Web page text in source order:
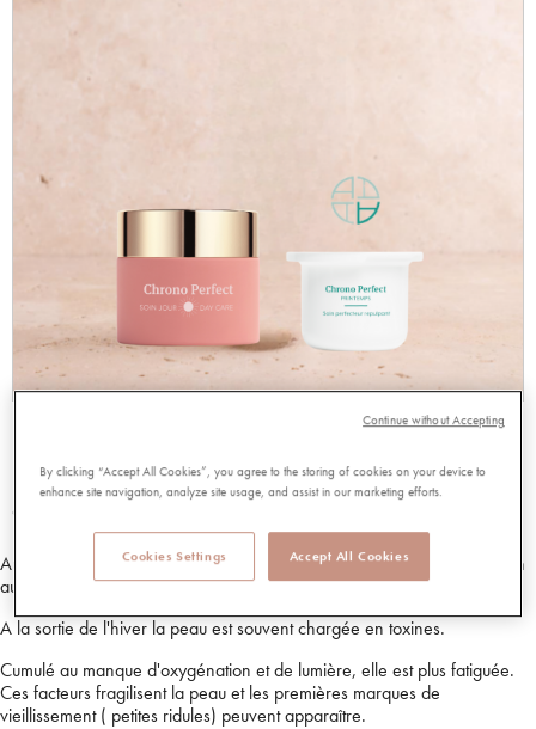
POT RECHARGEABLE JOUR PERFECT
PRINTEMPS
98738
Au printemps les mécanismes de la peau se réveillent après une saison
au ralenti.
A la sortie de l'hiver la peau est souvent chargée en toxines.
Cumulé au manque d'oxygénation et de lumière, elle est plus fatiguée.
Ces facteurs fragilisent la peau et les premières marques de
vieillissement ( petites ridules) peuvent apparaître.
By clicking “Accept All Cookies”, you agree to the storing of cookies on your device to
enhance site navigation, analyze site usage, and assist in our marketing efforts.
Accept All Cookies
Cookies Settings
Continue without Accepting